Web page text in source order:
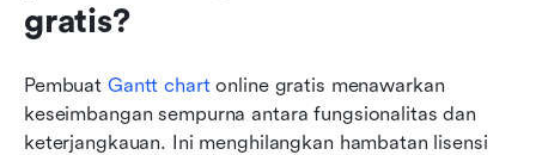
gratis?
Pembuat Gantt chart online gratis menawarkan
keseimbangan sempurna antara fungsionalitas dan
keterjangkauan. Ini menghilangkan hambatan lisensi